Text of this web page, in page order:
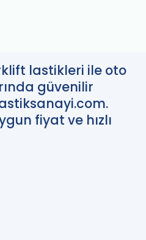
lastikleri ile oto
güvenilir
fiyat ve hızlı